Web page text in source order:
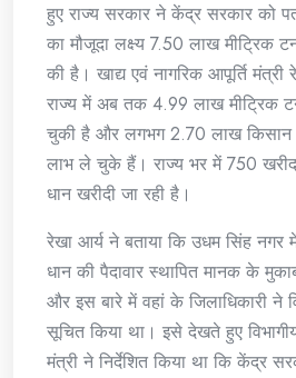
हुए राज्य सरकार ने केंद्र सरकार को
का मौजूदा लक्ष्य 7.50 लाख मीट्रिक
की है। खाद्य एवं नागरिक आपूर्ति मंत्री
राज्य में अब तक 4.99 लाख मीट्रिक
चुकी है और लगभग 2.70 लाख किसान
लाभ ले चुके हैं। राज्य भर में 750
धान खरीदी जा रही है।
रेखा आर्य ने बताया कि उधम सिंह नगर
धान की पैदावार स्थापित मानक के
और इस बारे में वहां के जिलाधिकारी ने
सूचित किया था। इसे देखते हुए
मंत्री ने निर्देशित किया था कि केंद्र